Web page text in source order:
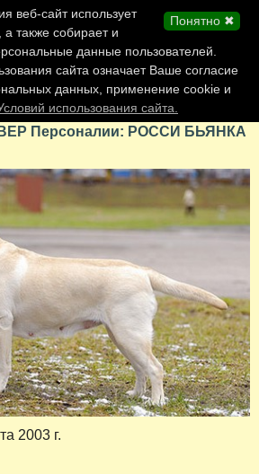
Персоналии: РОССИ БЬЯНКА
2003 г.
Понятно ✖
веб-сайт использует
также собирает и
данные пользователей.
сайта означает Ваше согласие
данных, применение cookie и
использования сайта.